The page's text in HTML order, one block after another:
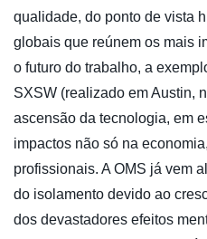
qualidade, do ponto de vista
globais que reúnem os mais
o futuro do trabalho, a
SXSW (realizado em Austin,
ascensão da tecnologia, em
impactos não só na
profissionais. A OMS já vem
do isolamento devido ao
dos devastadores efeitos